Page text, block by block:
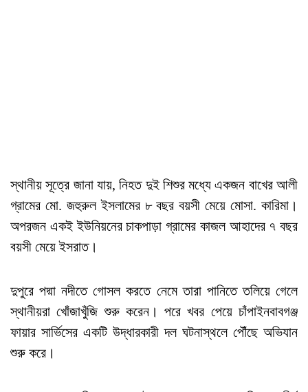
স্থানীয় সূত্রে জানা যায়, নিহত দুই শিশুর মধ্যে একজন বাখের আলী
গ্রামের মো. জহুরুল ইসলামের ৮ বছর বয়সী মেয়ে মোসা. কারিমা।
অপরজন একই ইউনিয়নের চাকপাড়া গ্রামের কাজল আহাদের ৭ বছর
বয়সী মেয়ে ইসরাত।
দুপুরে পদ্মা নদীতে গোসল করতে নেমে তারা পানিতে তলিয়ে গেলে
স্থানীয়রা খোঁজাখুঁজি শুরু করেন। পরে খবর পেয়ে চাঁপাইনবাবগঞ্জ
ফায়ার সার্ভিসের একটি উদ্ধারকারী দল ঘটনাস্থলে পৌঁছে অভিযান
শুরু করে।